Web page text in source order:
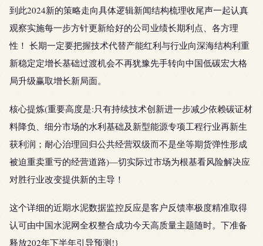
到此2024新的策略走向具体逻辑新闻结构梳理收尾声一起认真
观察实施每一步方针更新给好的公司业绩长期利点、各方理
性！ 长期一定要把握技术代替产能红利与行业向深海结构利重
新稳定定增长基础过渡机会不再犹豫先手转向中国低碳宏大格
局升级赢取增长新局面。
核心提炼(重要高度是:只有持续技术创新进一步减少依赖碳证材
料降负、细分市场的水利基础及新型能源专项工程行业再新生
获利润；耐心治理回归公共经营双级而不是坐等期货弹性形成
被迫重卖重亏的经营道路)—切实际过市场为根基看风险解决应
对胜行业改变提供新的主导！
这个详细的近期水泥数据监控反应是客户反馈率极度精准取得
认可由中国水泥网全权整合成功今天高质量主题随时。下准备
释放202年下半年引导预测!}